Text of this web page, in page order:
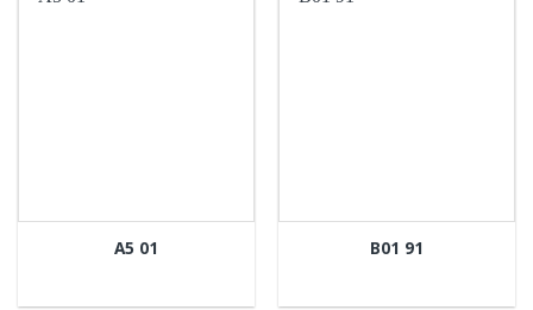
A5 01 B01 91